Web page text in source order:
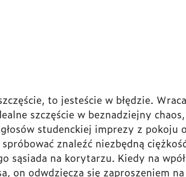
to jesteście w błędzie.
szczęście w beznadziejny
studenckiej imprezy z pokoju
znaleźć niezbędną
sąsiada na korytarzu. Kiedy na wpół
on odwdzięcza się zaproszeniem na